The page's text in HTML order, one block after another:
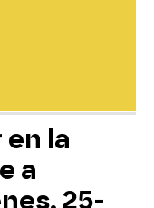
la
a
25-